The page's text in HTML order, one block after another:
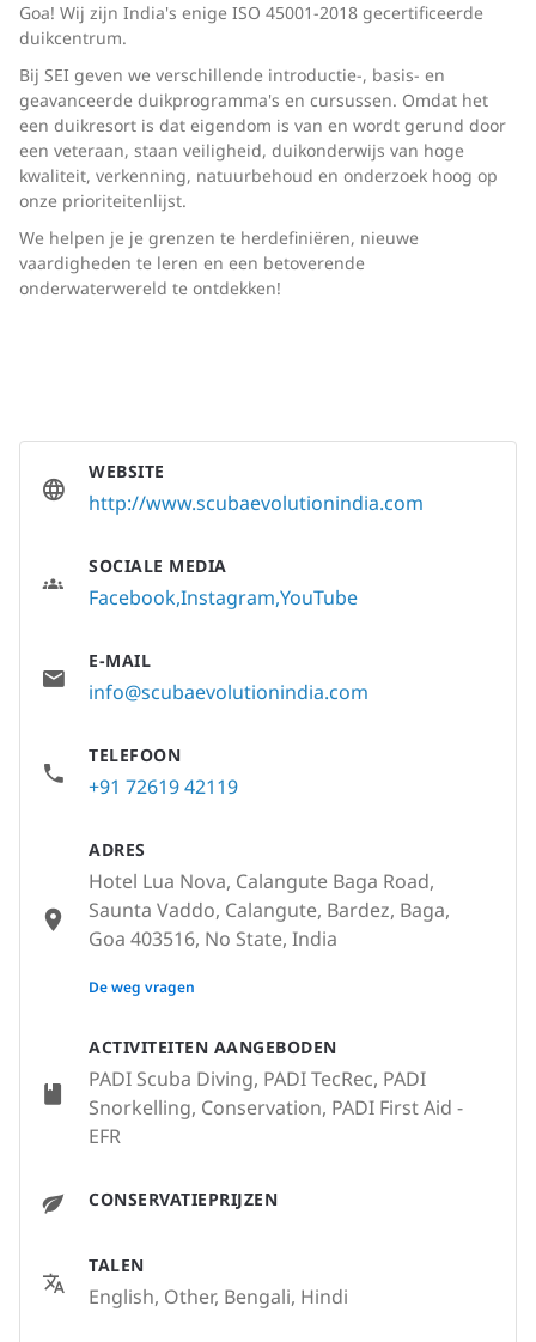
Goa! Wij zijn India's enige ISO 45001-2018 gecertificeerde
duikcentrum.
Bij SEI geven we verschillende introductie-, basis- en
geavanceerde duikprogramma's en cursussen. Omdat het
een duikresort is dat eigendom is van en wordt gerund door
een veteraan, staan veiligheid, duikonderwijs van hoge
kwaliteit, verkenning, natuurbehoud en onderzoek hoog op
onze prioriteitenlijst.
We helpen je je grenzen te herdefiniëren, nieuwe
vaardigheden te leren en een betoverende
onderwaterwereld te ontdekken!
ACTIVITEITEN AANGEBODEN
PADI Scuba Diving, PADI TecRec, PADI
Snorkelling, Conservation, PADI First Aid -
EFR
CONSERVATIEPRIJZEN
TALEN
English, Other, Bengali, Hindi
WEBSITE
http://www.scubaevolutionindia.com
SOCIALE MEDIA
FacebookInstagram YouTube
E-MAIL
info@scubaevolutionindia.com
TELEFOON
+91 72619 42119
ADRES
Hotel Lua Nova, Calangute Baga Road,
Saunta Vaddo, Calangute, Bardez, Baga,
Goa 403516, No State, India
None
De weg vragen